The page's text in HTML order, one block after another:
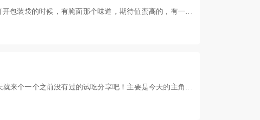
包装袋的时候，有腌面那个味道，期待值蛮高的，有一说
来个一个之前没有过的试吃分享吧！主要是今天的主角有